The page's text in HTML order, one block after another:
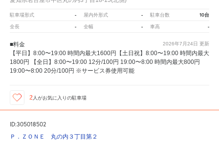
駐車場形式 - 屋内外形式 - 駐車台数 10台
全長 - 全幅 - 車高 -
2026年7月24日 更新
■料金
【平日】8:00〜19:00 時間内最大1600円【土日祝】8:00〜19:00 時間内最大
1800円 【全日】8:00〜19:00 12分/100円 19:00〜8:00 時間内最大800円
19:00〜8:00 20分/100円 ※サービス券使用可能
2 人がお気に入りの駐車場
ID:305018502
Ｐ．ＺＯＮＥ 丸の内３丁目第２